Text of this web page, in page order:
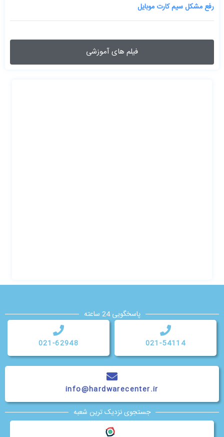
رفع مشکل سیم کارت موبایل
فیلم های آموزشی
پاسخگویی 24 ساعته
021-54114
021-62948
info@hardwarecenter.ir
جستجوی نزدیک ترین شعبه